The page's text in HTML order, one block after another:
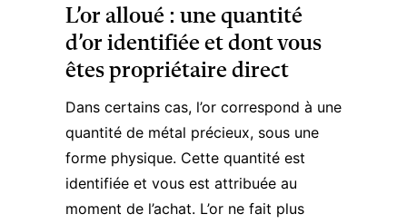
L’or alloué : une quantité
d’or identifiée et dont vous
êtes propriétaire direct
Dans certains cas, l’or correspond à une
quantité de métal précieux, sous une
forme physique. Cette quantité est
identifiée et vous est attribuée au
moment de l’achat. L’or ne fait plus